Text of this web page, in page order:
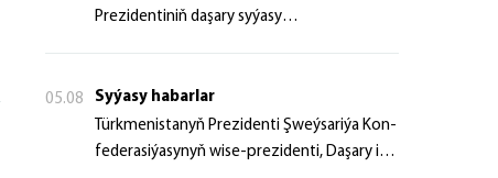
Prezidentiniň daşary syýasy
05.08
Syýasy habarlar
Türk­me­nis­ta­nyň Prezidenti Şweý­sa­ri­ýa Kon­
fe­de­ra­si­ýa­sy­nyň wi­se-prezidenti, Da­şa­ry iş­